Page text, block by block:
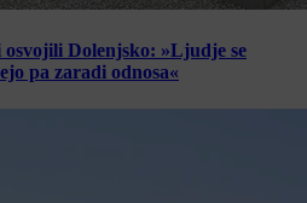
Dolenjsko: »Ljudje se
pa zaradi odnosa«